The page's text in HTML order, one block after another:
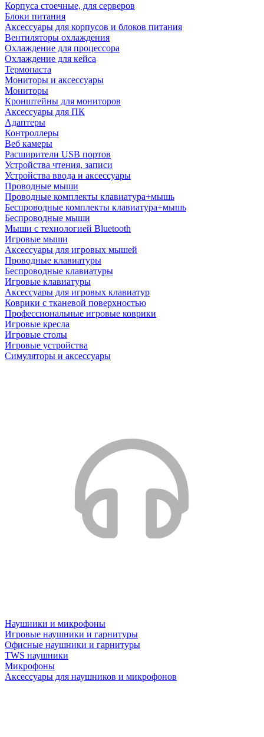
Корпуса стоечные, для серверов
Блоки питания
Аксессуары для корпусов и блоков питания
Вентиляторы охлаждения
Охлаждение для процессора
Охлаждение для кейса
Термопаста
Мониторы и аксессуары
Мониторы
Кронштейны для мониторов
Аксессуары для ПК
Адаптеры
Контроллеры
Веб камеры
Расширители USB портов
Устройства чтения, записи
Устройства ввода и аксессуары
Проводные мыши
Проводные комплекты клавиатура+мышь
Беспроводные комплекты клавиатура+мышь
Беспроводные мыши
Мыши с технологией Bluetooth
Игровые мыши
Аксессуары для игровых мышей
Проводные клавиатуры
Беспроводные клавиатуры
Игровые клавиатуры
Аксессуары для игровых клавиатур
Коврики с тканевой поверхностью
Профессиональные игровые коврики
Игровые кресла
Игровые столы
Игровые устройства
Симуляторы и аксессуары
Наушники и микрофоны
Игровые наушники и гарнитуры
Офисные наушники и гарнитуры
TWS наушники
Микрофоны
Аксессуары для наушников и микрофонов